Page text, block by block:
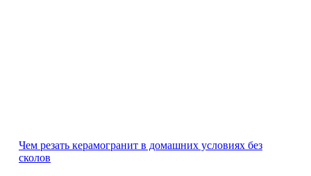
Чем резать керамогранит в домашних условиях без
сколов